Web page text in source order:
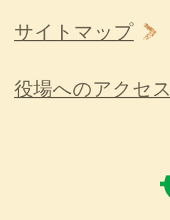
サイトマップ
役場へのアクセス